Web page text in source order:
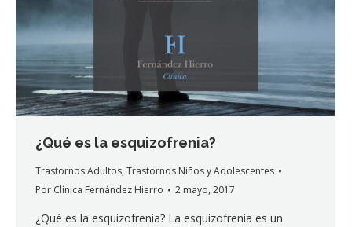
¿Qué es la esquizofrenia?
Trastornos Adultos, Trastornos Niños y Adolescentes
Por Clínica Fernández Hierro 2 mayo, 2017
¿Qué es la esquizofrenia? La esquizofrenia es un